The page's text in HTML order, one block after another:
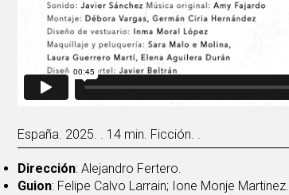
España. 2025. . 14 min. Ficción. .
Dirección: Alejandro Fertero.
Guion: Felipe Calvo Larrain; Ione Monje Martinez.